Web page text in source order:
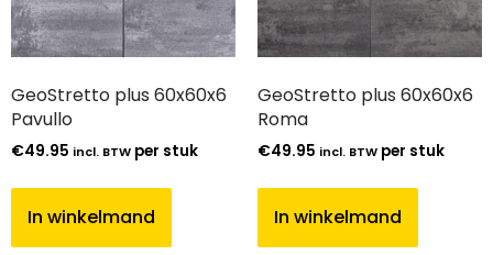
GeoStretto plus 60x60x6
Pavullo
€49.95 incl. BTW per stuk
In winkelmand
GeoStretto plus 60x60x6
Roma
€49.95 incl. BTW per stuk
In winkelmand